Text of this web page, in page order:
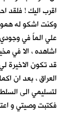
اقرب اليك ! فلقد
وكنت اشكو له
علي الماً في
اشاهده ، الا في
قد تكون الاخيرة
العراق ، بعد ان
لتسليمي الى
فكتبت وصيتي و